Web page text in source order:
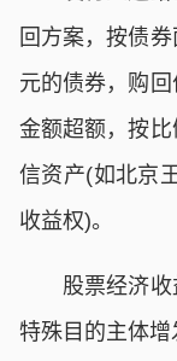
回方案，按债
元的债券，购
金额超额，按
信资产(如北京
收益权)。
股票经济收
特殊目的主体